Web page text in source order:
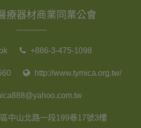
療器材商業同業公會
+886-3-475-1098
http://www.tymica.org.tw/
中山北路一段199巷17號3樓